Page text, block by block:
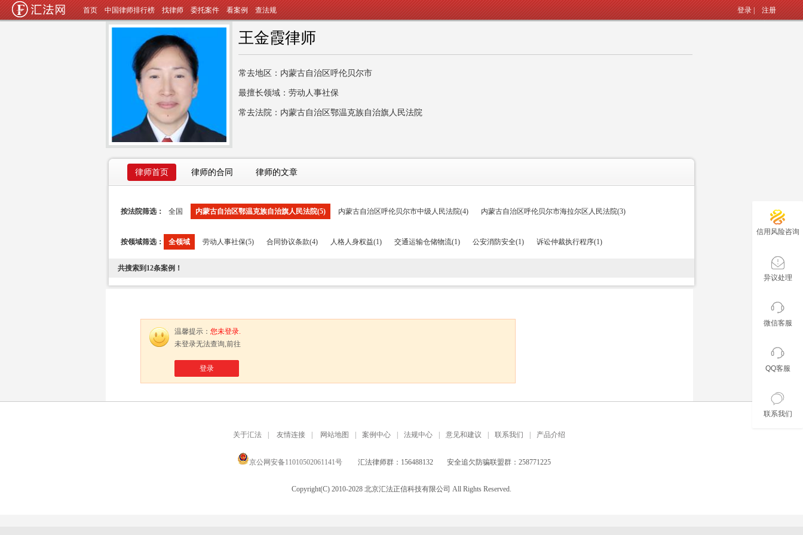
首页 中国律师排行榜 找律师 委托案件 看案例 查法规 登录| 注册
王金霞律师
常去地区：内蒙古自治区呼伦贝尔市
最擅长领域：劳动人事社保
常去法院：内蒙古自治区鄂温克族自治旗人民法院
律师首页 律师的合同 律师的文章
按法院筛选： 全国 内蒙古自治区鄂温克族自治旗人民法院(5) 内蒙古自治区呼伦贝尔市中级人民法院(4) 内蒙古自治区呼伦贝尔市海拉尔区人民法院(3)
按领域筛选： 全领域 劳动人事社保(5) 合同协议条款(4) 人格人身权益(1) 交通运输仓储物流(1) 公安消防安全(1) 诉讼仲裁执行程序(1)
共搜索到 12条案例！
温馨提示： 您未登录.
未登录无法查询,前往
登录
信用风险咨询
异议处理
微信客服
QQ客服
联系我们
关于汇法 友情连接 网站地图 案例中心 法规中心 意见和建议 联系我们 产品介绍
京公网安备11010502061141号 汇法律师群：156488132 安全追欠防骗联盟群：258771225
Copyright(C) 2010-2028 北京汇法正信科技有限公司 All Rights Reserved.